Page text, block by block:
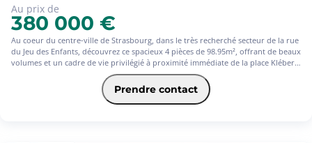
Au prix de
380 000 €
Au coeur du centre-ville de Strasbourg, dans le très recherché secteur de la rue
du Jeu des Enfants, découvrez ce spacieux 4 pièces de 98.95m², offrant de beaux
volumes et un cadre de vie privilégié à proximité immédiate de la place Kléber,
de la place Homme de Fer et de toutes les commodités (tram, commerces,
Prendre contact